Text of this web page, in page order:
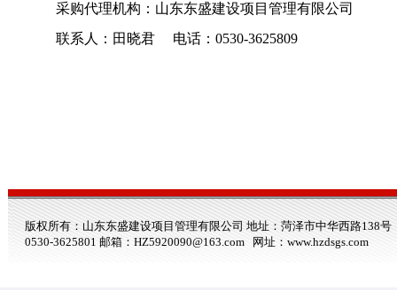
采购代理机构：山东东盛建设项目管理有限公司
联系人：田晓君 电话：0530-3625809
版权所有：山东东盛建设项目管理有限公司 地址：菏泽市中华西路138
0530-3625801 邮箱：HZ5920090@163.com 网址： www.hzdsgs.com